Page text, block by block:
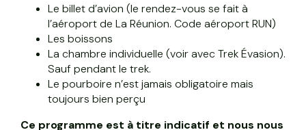
Le billet d’avion (le rendez-vous se fait à
l’aéroport de La Réunion. Code aéroport RUN)
Les boissons
La chambre individuelle (voir avec Trek Évasion).
Sauf pendant le trek.
Le pourboire n’est jamais obligatoire mais
toujours bien perçu
Ce programme est à titre indicatif et nous nous